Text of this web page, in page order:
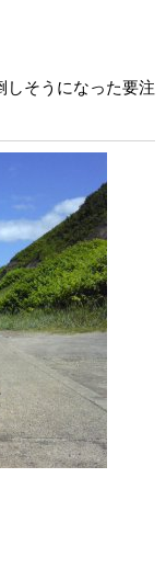
しそうになった要注